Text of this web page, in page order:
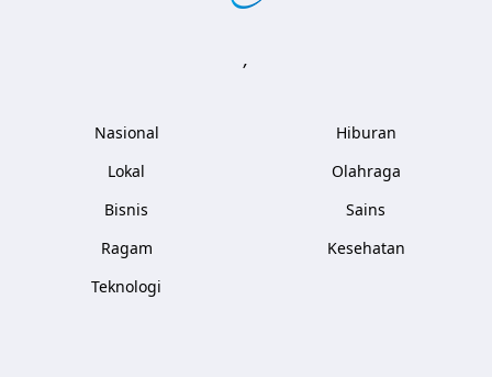
,
Nasional
Lokal
Bisnis
Ragam
Teknologi
Hiburan
Olahraga
Sains
Kesehatan